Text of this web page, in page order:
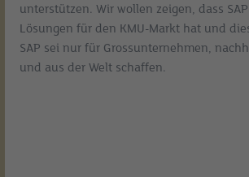
unterstützen. Wir wollen zeigen, dass
Lösungen für den KMU-Markt hat und
SAP sei nur für Grossunternehmen,
und aus der Welt schaffen.